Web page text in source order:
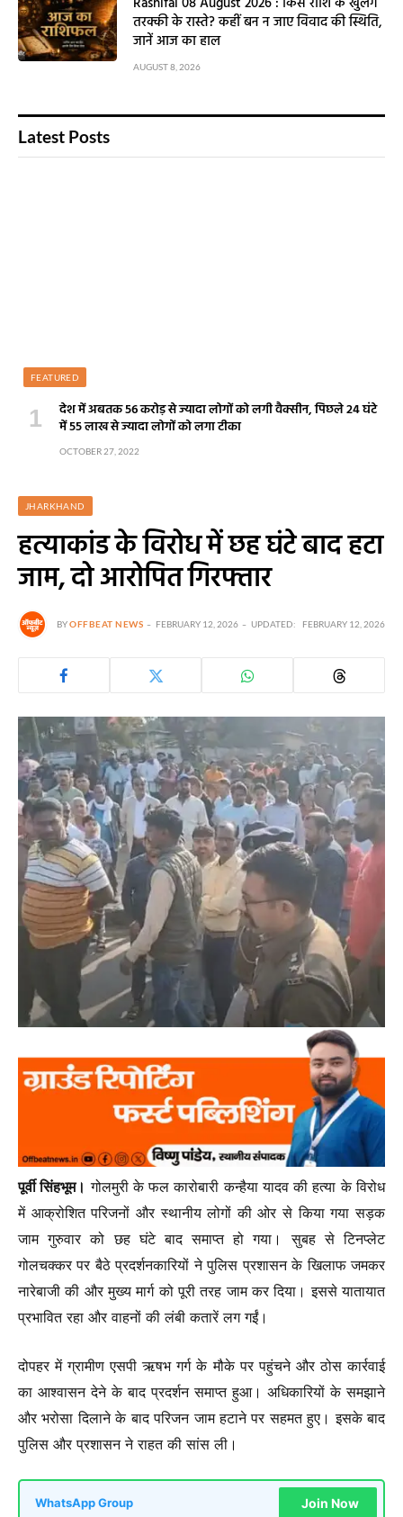
तरक्की के रास्ते? कहीं बन न जाए विवाद की स्थिति,
जानें आज का हाल
AUGUST 8, 2026
Latest Posts
FEATURED
देश में अबतक 56 करोड़ से ज्यादा लोगों को लगी वैक्सीन, पिछले 24 घंटे
में 55 लाख से ज्यादा लोगों को लगा टीका
OCTOBER 27, 2022
JHARKHAND
हत्याकांड के विरोध में छह घंटे बाद हटा
जाम, दो आरोपित गिरफ्तार
BYOFFBEAT NEWS FEBRUARY 12, 2026 UPDATED: FEBRUARY 12, 2026
पूर्वी सिंहभूम। गोलमुरी के फल कारोबारी कन्हैया यादव की हत्या के विरोध
में आक्रोशित परिजनों और स्थानीय लोगों की ओर से किया गया सड़क
जाम गुरुवार को छह घंटे बाद समाप्त हो गया। सुबह से टिनप्लेट
गोलचक्कर पर बैठे प्रदर्शनकारियों ने पुलिस प्रशासन के खिलाफ जमकर
नारेबाजी की और मुख्य मार्ग को पूरी तरह जाम कर दिया। इससे यातायात
प्रभावित रहा और वाहनों की लंबी कतारें लग गईं।
दोपहर में ग्रामीण एसपी ऋषभ गर्ग के मौके पर पहुंचने और ठोस कार्रवाई
का आश्वासन देने के बाद प्रदर्शन समाप्त हुआ। अधिकारियों के समझाने
और भरोसा दिलाने के बाद परिजन जाम हटाने पर सहमत हुए। इसके बाद
पुलिस और प्रशासन ने राहत की सांस ली।
WhatsApp Group Join Now